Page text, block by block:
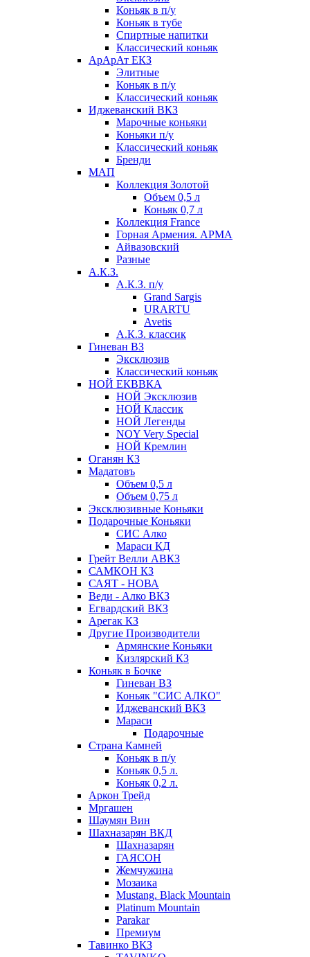
Коньяк в п/у
Коньяк в тубе
Спиртные напитки
Классический коньяк
АрАрАт ЕКЗ
Элитные
Коньяк в п/у
Классический коньяк
Иджеванский ВКЗ
Марочные коньяки
Коньяки п/у
Классический коньяк
Бренди
МАП
Коллекция Золотой
Объем 0,5 л
Коньяк 0,7 л
Коллекция France
Горная Армения. АРМА
Айвазовский
Разные
А.К.З.
А.К.З. п/у
Grand Sargis
URARTU
Avetis
А.К.З. классик
Гиневан ВЗ
Эксклюзив
Классический коньяк
НОЙ ЕКВВКА
НОЙ Эксклюзив
НОЙ Классик
НОЙ Легенды
NOY Very Speсial
НОЙ Кремлин
Оганян КЗ
Мадатовъ
Объем 0,5 л
Объем 0,75 л
Эксклюзивные Коньяки
Подарочные Коньяки
СИС Алко
Мараси КД
Грейт Велли АВКЗ
САМКОН КЗ
САЯТ - НОВА
Веди - Алко ВКЗ
Егвардский ВКЗ
Арегак КЗ
Другие Производители
Армянские Коньяки
Кизлярский КЗ
Коньяк в Бочке
Гиневан ВЗ
Коньяк "СИС АЛКО"
Иджеванский ВКЗ
Мараси
Подарочные
Страна Камней
Коньяк в п/у
Коньяк 0,5 л.
Коньяк 0,2 л.
Аркон Трейд
Мргашен
Шаумян Вин
Шахназарян ВКД
Шахназарян
ГАЯСОН
Жемчужина
Мозаика
Mustang. Black Mountain
Platinum Mountain
Parakar
Премиум
Тавинко ВКЗ